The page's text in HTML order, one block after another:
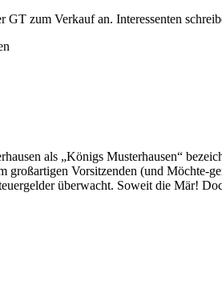
GT zum Verkauf an. Interessenten
als „Königs Musterhausen“
Vorsitzenden (und Möchte-
überwacht. Soweit die Mär!